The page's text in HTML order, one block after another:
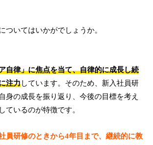
ついてはいかがでしょうか。
自律」に焦点を当て、自律的に成長し続
注力しています。そのため、新入社員研
身の成長を振り返り、今後の目標を考え
ているのが特徴です。
員研修のときから4年目まで、継続的に教